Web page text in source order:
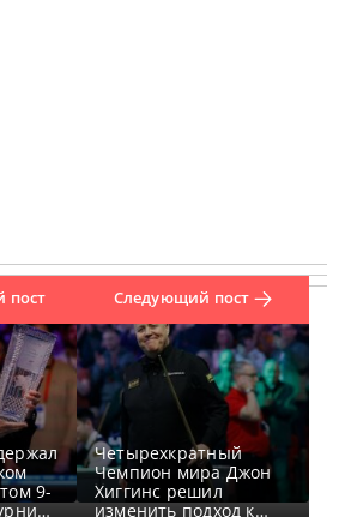
пост
9-
Следующий пост
Четырехкратный
Чемпион мира Джон
Хиггинс решил
изменить подход к